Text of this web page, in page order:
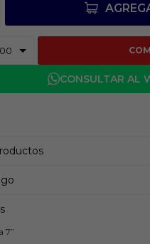
CONSULTAR AL
7”